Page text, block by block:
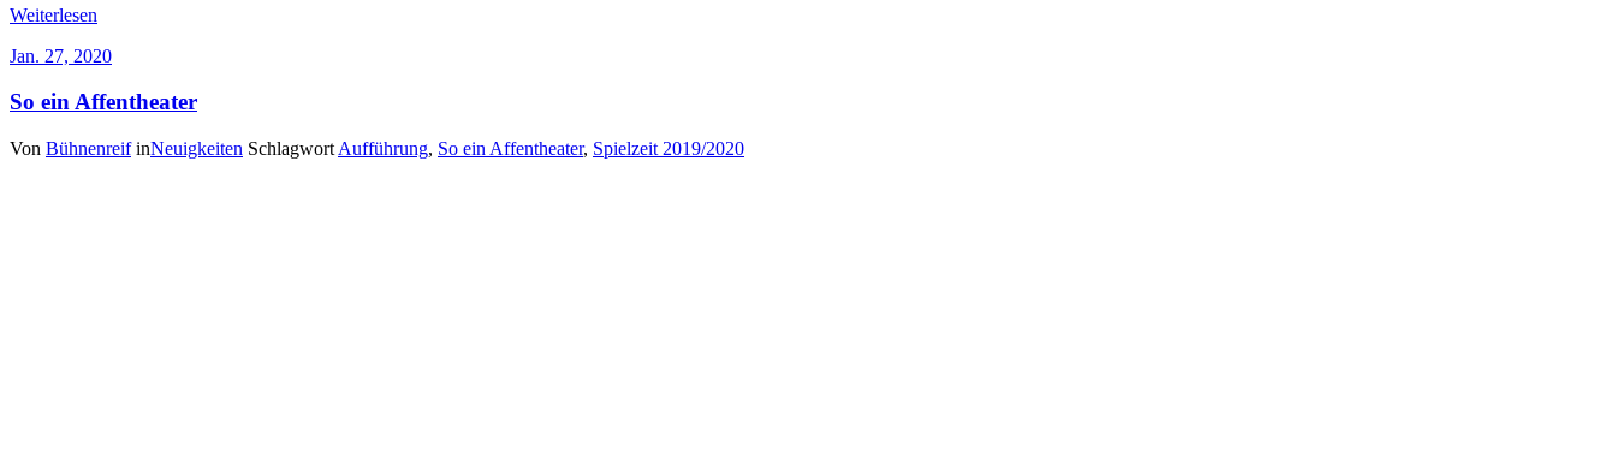
Weiterlesen
Jan. 27, 2020
So ein Affentheater
Von Bühnenreif inNeuigkeiten Schlagwort Aufführung, So ein Affentheater, Spielzeit 2019/2020